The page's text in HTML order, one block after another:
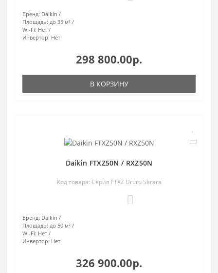
Бренд: Daikin
Площадь: до 35 м²
Wi-Fi: Нет
Инвертор: Нет
298 800.00р.
В КОРЗИНУ
Daikin FTXZ50N / RXZ50N
Код товара: Серия FTXZ Ururu Sarara
Бренд: Daikin
Площадь: до 50 м²
Wi-Fi: Нет
Инвертор: Нет
326 900.00р.